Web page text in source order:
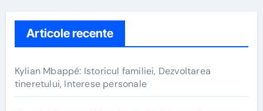
Articole recente
Kylian Mbappé: Istoricul familiei, Dezvoltarea
tineretului, Interese personale